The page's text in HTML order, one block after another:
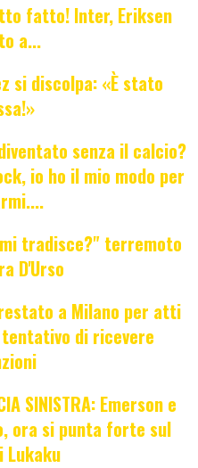
fatto! Inter, Eriksen
a...
si discolpa: «È stato
senza il calcio?
io ho il mio modo per
mi tradisce?" terremoto
D'Urso
a Milano per atti
di ricevere
SINISTRA: Emerson e
ora si punta forte sul
Lukaku